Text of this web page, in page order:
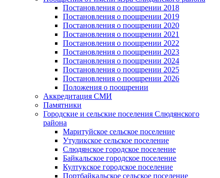
Постановления о поощрении 2018
Постановления о поощрении 2019
Постановления о поощрении 2020
Постановления о поощрении 2021
Постановления о поощрении 2022
Постановления о поощрении 2023
Постановления о поощрении 2024
Постановления о поощрении 2025
Постановления о поощрении 2026
Положения о поощрении
Аккредитация СМИ
Памятники
Городские и сельские поселения Слюдянского
района
Маритуйское сельское поселение
Утуликское сельское поселение
Слюдянское городское поселение
Байкальское городское поселение
Култукское городское поселение
Портбайкальское сельское поселение